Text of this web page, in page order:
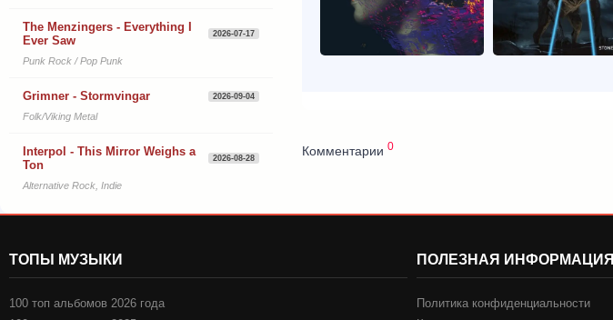
Комментарии 0
The Menzingers - Everything I
Ever Saw
2026-07-17
Punk Rock / Pop Punk
Grimner - Stormvingar 2026-09-04
Folk/Viking Metal
Interpol - This Mirror Weighs a
Ton
2026-08-28
Alternative Rock, Indie
ТОПЫ МУЗЫКИ
100 топ альбомов 2026 года
ПОЛЕЗНАЯ ИНФОРМАЦИЯ
Политика конфиденциальности